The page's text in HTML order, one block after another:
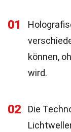
01
können,
wird.
02
Die